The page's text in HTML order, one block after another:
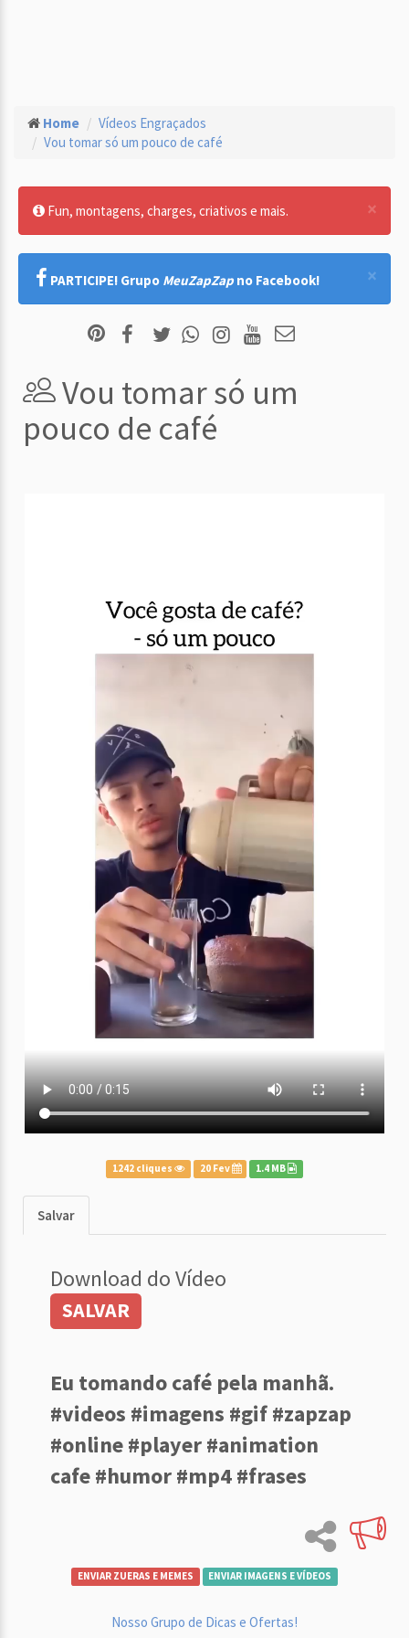
Home
Vídeos Engraçados
Vou tomar só um pouco de café
×
Fun, montagens, charges, criativos e mais.
×
PARTICIPE! Grupo MeuZapZap no Facebook!
Vou tomar só um
pouco de café
1242 cliques 20 Fev 1.4 MB
Salvar
Download do Vídeo
SALVAR
Eu tomando café pela manhã.
#videos #imagens #gif #zapzap
#online #player #animation
cafe #humor #mp4 #frases
ENVIAR ZUERAS E MEMES ENVIAR IMAGENS E VÍDEOS
Nosso Grupo de Dicas e Ofertas!